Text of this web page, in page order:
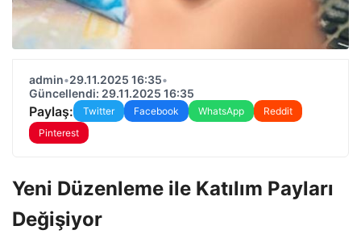
admin•29.11.2025 16:35•
Güncellendi: 29.11.2025 16:35
Paylaş: Twitter Facebook WhatsApp
Reddit
Pinterest
Yeni Düzenleme ile Katılım Payları
Değişiyor